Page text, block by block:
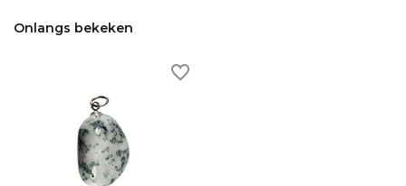
Onlangs bekeken